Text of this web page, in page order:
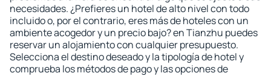
necesidades. ¿Prefieres un hotel de alto nivel con todo
incluido o, por el contrario, eres más de hoteles con un
ambiente acogedor y un precio bajo? en Tianzhu puedes
reservar un alojamiento con cualquier presupuesto.
Selecciona el destino deseado y la tipología de hotel y
comprueba los métodos de pago y las opciones de